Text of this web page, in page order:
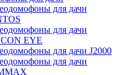
для дачи
для дачи
EYE
для дачи J2000
для дачи